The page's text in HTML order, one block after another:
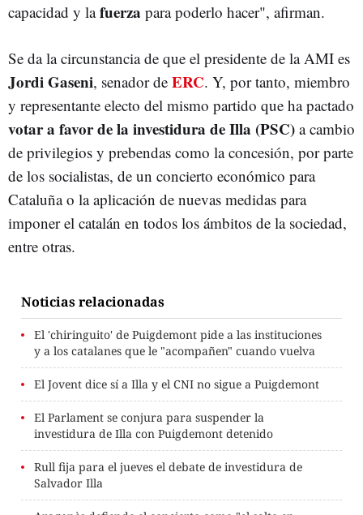
capacidad y lafuerza para poderlo hacer", afirman.
Se da la circunstancia de que el presidente de la AMI es
Jordi Gaseni, senador de ERC. Y, por tanto, miembro
y representante electo del mismo partido que ha pactado
votar a favor de la investidura de Illa (PSC) a cambio
de privilegios y prebendas como la concesión, por parte
de los socialistas, de un concierto económico para
Cataluña o la aplicación de nuevas medidas para
imponer el catalán en todos los ámbitos de la sociedad,
entre otras.
Noticias relacionadas
El 'chiringuito' de Puigdemont pide a las instituciones
y a los catalanes que le "acompañen" cuando vuelva
El Jovent dice sí a Illa y el CNI no sigue a Puigdemont
El Parlament se conjura para suspender la
investidura de Illa con Puigdemont detenido
Rull fija para el jueves el debate de investidura de
Salvador Illa